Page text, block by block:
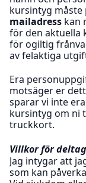
kursintyg måste
mailadress kan
för den aktuella
för ogiltig
av felaktiga
Era
motsäger er
sparar vi inte
kursintyg om ni
truckkort.
Villkor för
Jag intygar att
som kan